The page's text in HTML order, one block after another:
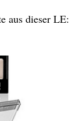
aus dieser LE: